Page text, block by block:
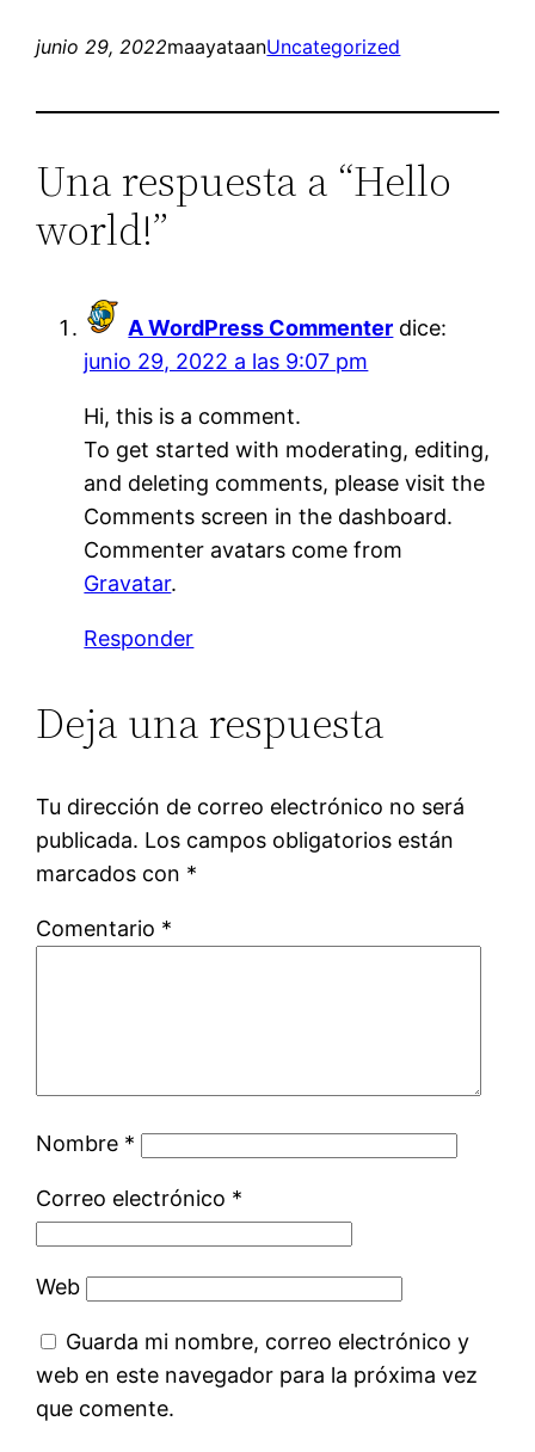
junio 29, 2022maayataanUncategorized
Una respuesta a “Hello
world!”
A WordPress Commenter dice:
junio 29, 2022 a las 9:07 pm
Hi, this is a comment.
To get started with moderating, editing,
and deleting comments, please visit the
Comments screen in the dashboard.
Commenter avatars come from
Gravatar.
Responder
Deja una respuesta
Tu dirección de correo electrónico no será
publicada. Los campos obligatorios están
marcados con *
Comentario *
Nombre *
Correo electrónico *
Web
Guarda mi nombre, correo electrónico y
web en este navegador para la próxima vez
que comente.